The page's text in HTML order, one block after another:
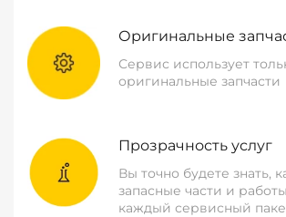
Оригинальные
Сервис использует
оригинальные запчасти
Прозрачность услуг
Вы точно будете знать,
запасные части и
каждый сервисный